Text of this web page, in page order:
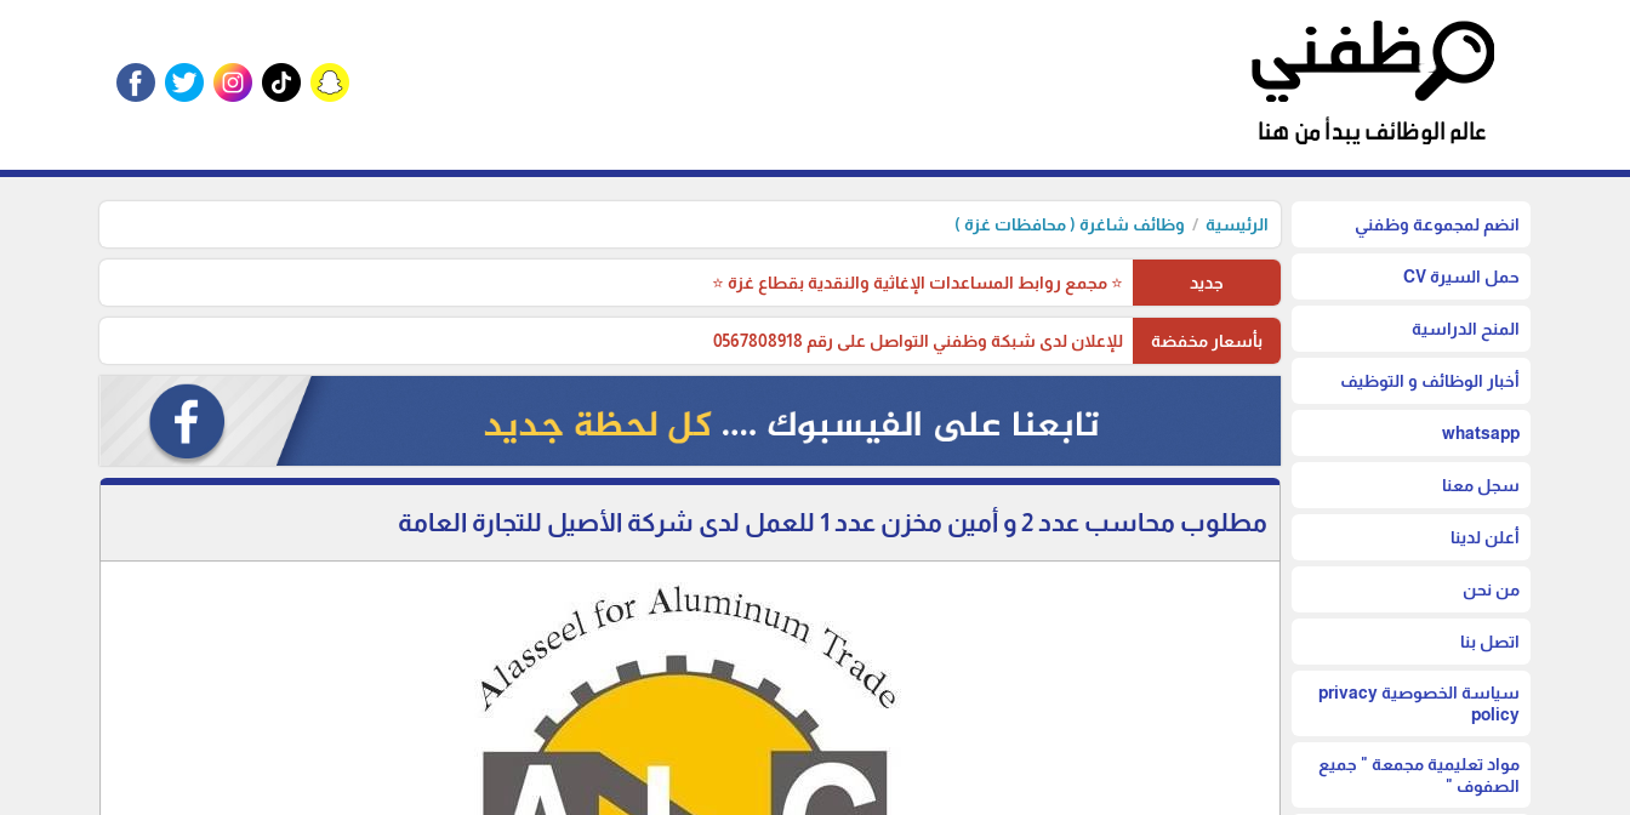
انضم لمجموعة وظفني
حمل السيرة CV
المنح الدراسية
أخبار الوظائف و التوظيف
whatsapp
سجل معنا
أعلن لدينا
من نحن
اتصل بنا
سياسة الخصوصية privacy
policy
مواد تعليمية مجمعة " جميع
الصفوف "
الرئيسية وظائف شاغرة ( محافظات غزة )
جديد ⭐ مجمع روابط المساعدات الإغاثية والنقدية بقطاع غزة ⭐
بأسعار مخفضة للإعلان لدى شبكة وظفني التواصل على رقم 0567808918
مطلوب محاسب عدد 2 و أمين مخزن عدد 1 للعمل لدى شركة الأصيل للتجارة العامة